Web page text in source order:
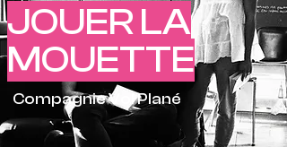
JOUER LA
MOUETTE
Compagnie Vol Plané